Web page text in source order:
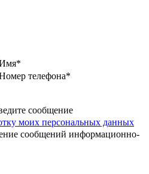
телефона*
сообщение
моих персональных данных
сообщений информационно-